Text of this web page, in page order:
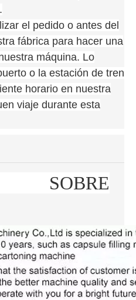
el pedido o antes del
fábrica para hacer una
máquina. Lo
o la estación de tren
horario en nuestra
viaje durante esta